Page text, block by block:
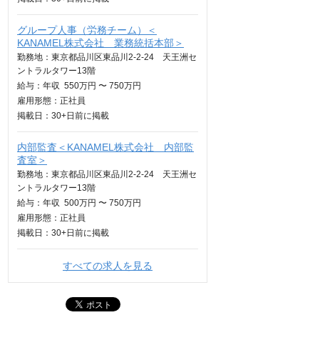
グループ人事（労務チーム）＜
KANAMEL株式会社 業務統括本部＞
勤務地：東京都品川区東品川2-2-24 天王洲セ
ントラルタワー13階
給与： 年収 550万円 〜 750万円
雇用形態：正社員
掲載日： 30+日 前に掲載
内部監査＜KANAMEL株式会社 内部監
査室＞
勤務地：東京都品川区東品川2-2-24 天王洲セ
ントラルタワー13階
給与： 年収 500万円 〜 750万円
雇用形態：正社員
掲載日： 30+日 前に掲載
すべての求人を見る